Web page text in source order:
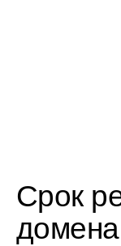
Срок
домена